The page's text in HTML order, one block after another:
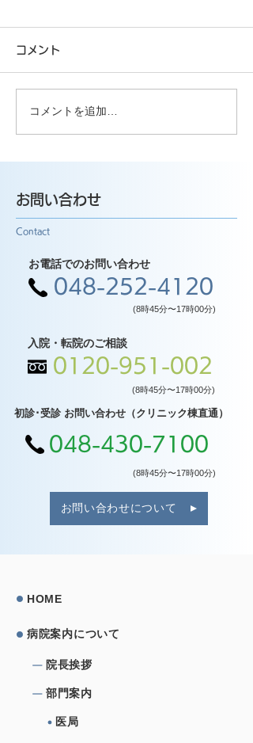
コメント
コメントを追加…
お問い合わせ
Contact
お電話でのお問い合わせ
048-252-4120
(8時45分〜17時00分)
入院・転院のご相談
0120-951-002
(8時45分〜17時00分)
初診･受診 お問い合わせ（クリニック棟直通）
048-430-7100
(8時45分〜17時00分)
お問い合わせについて
HOME
病院案内について
院⻑挨拶
部⾨案内
医局